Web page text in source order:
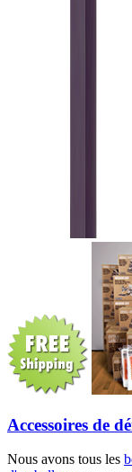
Accessoires de
Nous avons tous les